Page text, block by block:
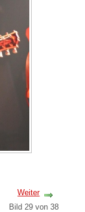
Weiter
Bild 29 von 38